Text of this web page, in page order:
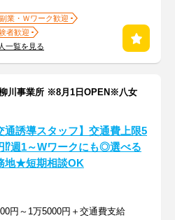
副業・Ｗワーク歓迎
者歓迎
一覧を見る
川事業所 ※8月1日OPEN※八女
通誘導スタッフ】交通費上限5
⁉週1～Wワークにも◎選べる
地★短期相談OK
円～1万5000円＋交通費支給